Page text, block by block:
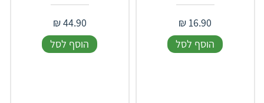
16.90
₪
הוסף לסל
44.90
₪
הוסף לסל